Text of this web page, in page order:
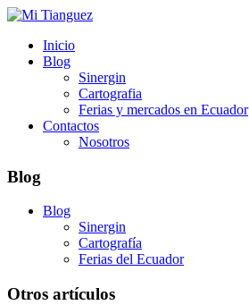
Inicio
Blog
Sinergin
Cartografia
Ferias y mercados en Ecuador
Contactos
Nosotros
Blog
Blog
Sinergin
Cartografía
Ferias del Ecuador
Otros artículos